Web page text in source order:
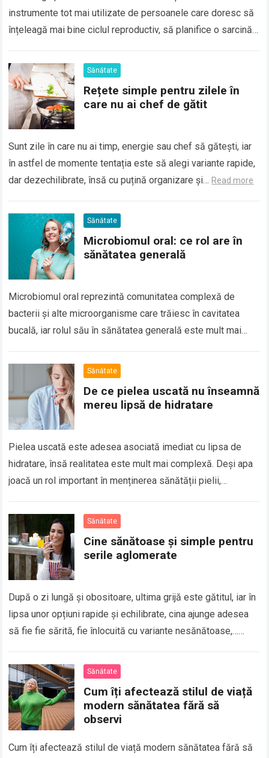
instrumente tot mai utilizate de persoanele care doresc să
înțeleagă mai bine ciclul reproductiv, să planifice o sarcină
more
Sănătate
Rețete simple pentru zilele în
care nu ai chef de gătit
Sunt zile în care nu ai timp, energie sau chef să gătești, iar
în astfel de momente tentația este să alegi variante rapide,
dar dezechilibrate, însă cu puțină organizare și… Read more
Sănătate
Microbiomul oral: ce rol are în
sănătatea generală
Microbiomul oral reprezintă comunitatea complexă de
bacterii și alte microorganisme care trăiesc în cavitatea
bucală, iar rolul său în sănătatea generală este mult mai
Sănătate
De ce pielea uscată nu înseamnă
mereu lipsă de hidratare
Pielea uscată este adesea asociată imediat cu lipsa de
hidratare, însă realitatea este mult mai complexă. Deși apa
joacă un rol important în menținerea sănătății pielii,
Sănătate
Cine sănătoase și simple pentru
serile aglomerate
După o zi lungă și obositoare, ultima grijă este gătitul, iar în
lipsa unor opțiuni rapide și echilibrate, cina ajunge adesea
să fie fie sărită, fie înlocuită cu variante nesănătoase,…
Sănătate
Cum îți afectează stilul de viață
modern sănătatea fără să
observi
Cum îți afectează stilul de viață modern sănătatea fără să